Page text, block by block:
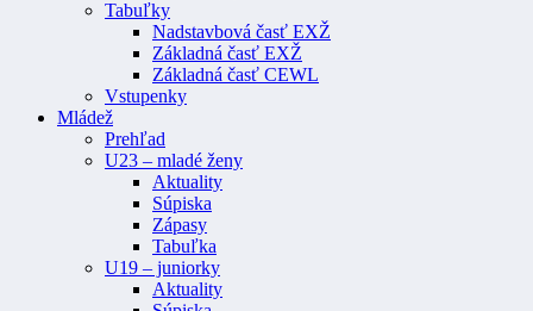
Tabuľky
Nadstavbová časť EXŽ
Základná časť EXŽ
Základná časť CEWL
Vstupenky
Mládež
Prehľad
U23 – mladé ženy
Aktuality
Súpiska
Zápasy
Tabuľka
U19 – juniorky
Aktuality